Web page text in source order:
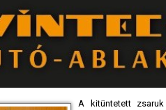
A kitüntetett